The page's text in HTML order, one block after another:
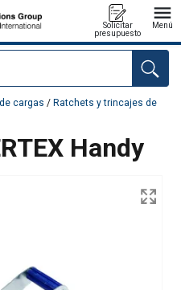
Solicitar
presupuesto
Menú
cargas / Ratchets y trincajes de
Handy